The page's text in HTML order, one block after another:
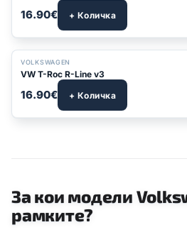
16.90€ + Количка
VOLKSWAGEN
VW T-Roc R-Line v3
16.90€ + Количка
За кои модели
рамките?